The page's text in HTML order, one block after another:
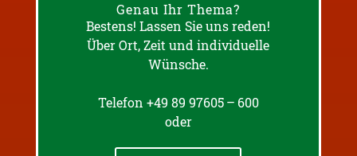
Genau Ihr Thema?
Bestens! Lassen Sie uns reden!
Über Ort, Zeit und indivi­du­el­le
Wünsche.
Telefon +49 89 97605 – 600
oder